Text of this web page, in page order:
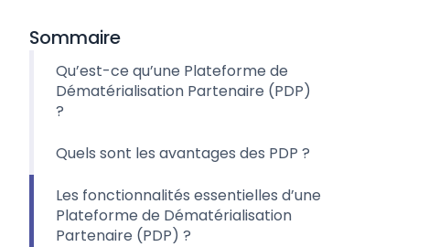
Sommaire
Qu’est-ce qu’une Plateforme de
Dématérialisation Partenaire (PDP)
?
Quels sont les avantages des PDP ?
Les fonctionnalités essentielles d’une
Plateforme de Dématérialisation
Partenaire (PDP) ?